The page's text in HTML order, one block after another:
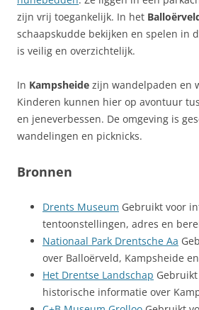
zijn vrij toegankelijk. In het
schaapskudde bekijken en spelen in
is veilig en overzichtelijk.
In Kampsheide zijn wandelpaden en
Kinderen kunnen hier op avontuur
en jeneverbessen. De omgeving is
wandelingen en picknicks.
Bronnen
Drents Museum Gebruikt voor
tentoonstellingen, adres en
Nationaal Park Drentsche Aa
over Balloërveld, Kampsheide
Het Drentse Landschap
historische informatie over